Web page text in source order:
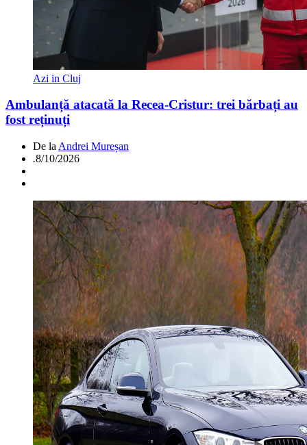
Azi in Cluj
Ambulanță atacată la Recea-Cristur: trei bărbați au
fost reținuți
De la Andrei Mureșan
.8/10/2026